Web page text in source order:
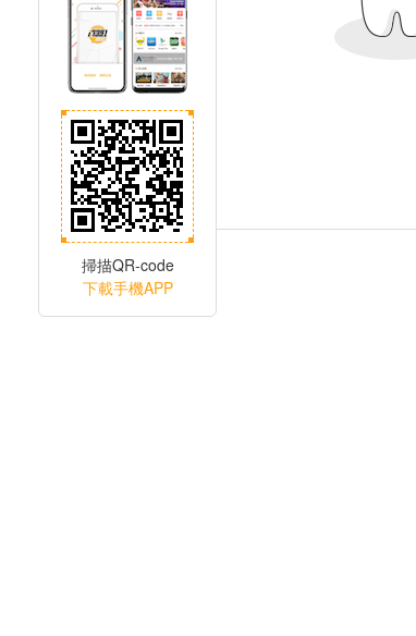
掃描QR-code
下載手機APP